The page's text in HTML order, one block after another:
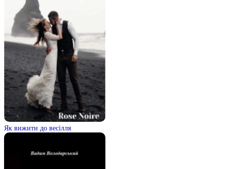
Як вижити до весілля